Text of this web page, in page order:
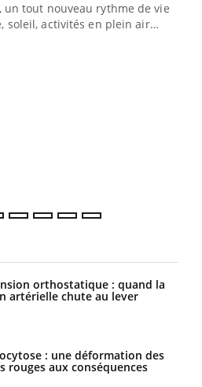
tout nouveau rythme de vie !
soleil, activités en plein air…
orthostatique : quand la
artérielle chute au lever
: une déformation des
rouges aux conséquences